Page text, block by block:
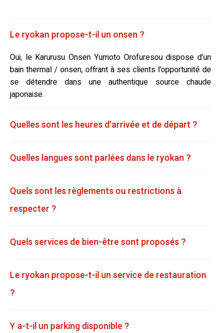
Le ryokan propose-t-il un onsen ?
Oui, le Karurusu Onsen Yumoto Orofuresou dispose d’un
bain thermal / onsen, offrant à ses clients l’opportunité de
se détendre dans une authentique source chaude
japonaise.
Quelles sont les heures d’arrivée et de départ ?
Quelles langues sont parlées dans le ryokan ?
Quels sont les règlements ou restrictions à
respecter ?
Quels services de bien-être sont proposés ?
Le ryokan propose-t-il un service de restauration
?
Y a-t-il un parking disponible ?